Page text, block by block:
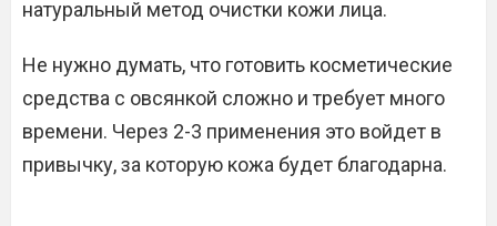
натуральный метод очистки кожи лица.
Не нужно думать, что готовить косметические
средства с овсянкой сложно и требует много
времени. Через 2-3 применения это войдет в
привычку, за которую кожа будет благодарна.